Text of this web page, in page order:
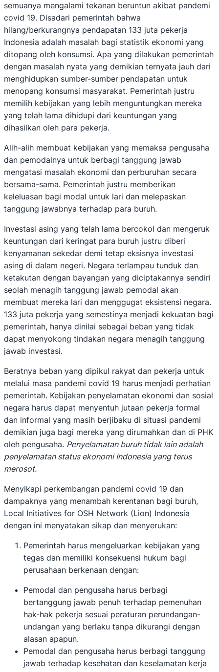
semuanya mengalami tekanan beruntun akibat pandemi
covid 19. Disadari pemerintah bahwa
hilang/berkurangnya pendapatan 133 juta pekerja
Indonesia adalah masalah bagi statistik ekonomi yang
ditopang oleh konsumsi. Apa yang dilakukan pemerintah
dengan masalah nyata yang demikian ternyata jauh dari
menghidupkan sumber-sumber pendapatan untuk
menopang konsumsi masyarakat. Pemerintah justru
memilih kebijakan yang lebih menguntungkan mereka
yang telah lama dihidupi dari keuntungan yang
dihasilkan oleh para pekerja.
Alih-alih membuat kebijakan yang memaksa pengusaha
dan pemodalnya untuk berbagi tanggung jawab
mengatasi masalah ekonomi dan perburuhan secara
bersama-sama. Pemerintah justru memberikan
keleluasan bagi modal untuk lari dan melepaskan
tanggung jawabnya terhadap para buruh.
Investasi asing yang telah lama bercokol dan mengeruk
keuntungan dari keringat para buruh justru diberi
kenyamanan sekedar demi tetap eksisnya investasi
asing di dalam negeri. Negara terlampau tunduk dan
ketakutan dengan bayangan yang diciptakannya sendiri
seolah menagih tanggung jawab pemodal akan
membuat mereka lari dan menggugat eksistensi negara.
133 juta pekerja yang semestinya menjadi kekuatan bagi
pemerintah, hanya dinilai sebagai beban yang tidak
dapat menyokong tindakan negara menagih tanggung
jawab investasi.
Beratnya beban yang dipikul rakyat dan pekerja untuk
melalui masa pandemi covid 19 harus menjadi perhatian
pemerintah. Kebijakan penyelamatan ekonomi dan sosial
negara harus dapat menyentuh jutaan pekerja formal
dan informal yang masih berjibaku di situasi pandemi
demikian juga bagi mereka yang dirumahkan dan di PHK
oleh pengusaha. Penyelamatan buruh tidak lain adalah
penyelamatan status ekonomi Indonesia yang terus
merosot.
Menyikapi perkembangan pandemi covid 19 dan
dampaknya yang menambah kerentanan bagi buruh,
Local Initiatives for OSH Network (Lion) Indonesia
dengan ini menyatakan sikap dan menyerukan:
Pemerintah harus mengeluarkan kebijakan yang
tegas dan memiliki konsekuensi hukum bagi
perusahaan berkenaan dengan:
Pemodal dan pengusaha harus berbagi
bertanggung jawab penuh terhadap pemenuhan
hak-hak pekerja sesuai peraturan perundangan-
undangan yang berlaku tanpa dikurangi dengan
alasan apapun.
Pemodal dan pengusaha harus berbagi tanggung
jawab terhadap kesehatan dan keselamatan kerja